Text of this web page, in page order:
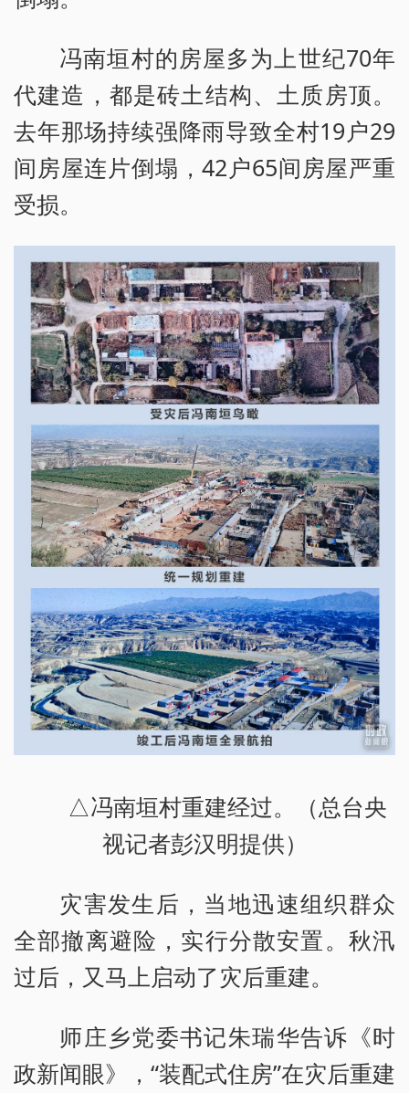
冯南垣村的房屋多为上世纪70年
代建造，都是砖土结构、土质房顶。
去年那场持续强降雨导致全村19户29
间房屋连片倒塌，42户65间房屋严重
受损。
△冯南垣村重建经过。（总台央
视记者彭汉明提供）
灾害发生后，当地迅速组织群众
全部撤离避险，实行分散安置。秋汛
过后，又马上启动了灾后重建。
师庄乡党委书记朱瑞华告诉《时
政新闻眼》，“装配式住房”在灾后重建